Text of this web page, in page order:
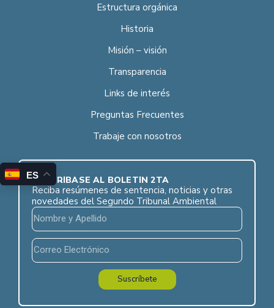
Estructura orgánica
Historia
Misión – visión
Transparencia
Links de interés
Preguntas Frecuentes
Trabaje con nosotros
SUSCRÍBASE AL BOLETÍN 2TA
Reciba resúmenes de sentencia, noticias y otras
novedades del Segundo Tribunal Ambiental
Suscríbete
ES